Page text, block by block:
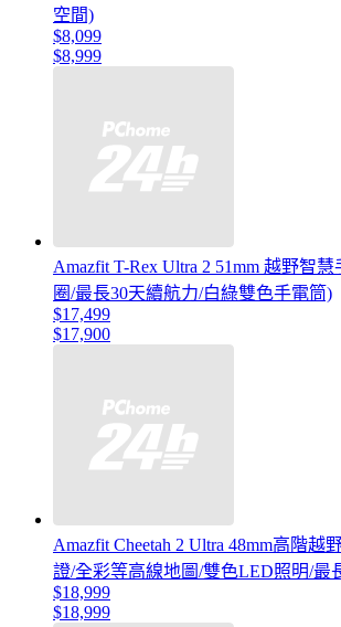
空間)
$8,099
$8,999
Amazfit T-Rex Ultra 2 51mm 越野智
圈/最長30天續航力/白綠雙色手電筒)
$17,499
$17,900
Amazfit Cheetah 2 Ultra 48mm高階越
證/全彩等高線地圖/雙色LED照明/最
$18,999
$18,999